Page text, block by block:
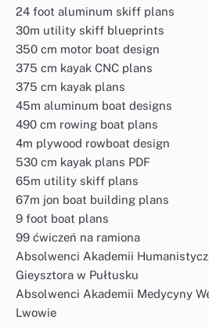
24 foot aluminum skiff plans
30m utility skiff blueprints
350 cm motor boat design
375 cm kayak CNC plans
375 cm kayak plans
45m aluminum boat designs
490 cm rowing boat plans
4m plywood rowboat design
530 cm kayak plans PDF
65m utility skiff plans
67m jon boat building plans
9 foot boat plans
99 ćwiczeń na ramiona
Absolwenci Akademii
Gieysztora w Pułtusku
Absolwenci Akademii Medycyny
Lwowie